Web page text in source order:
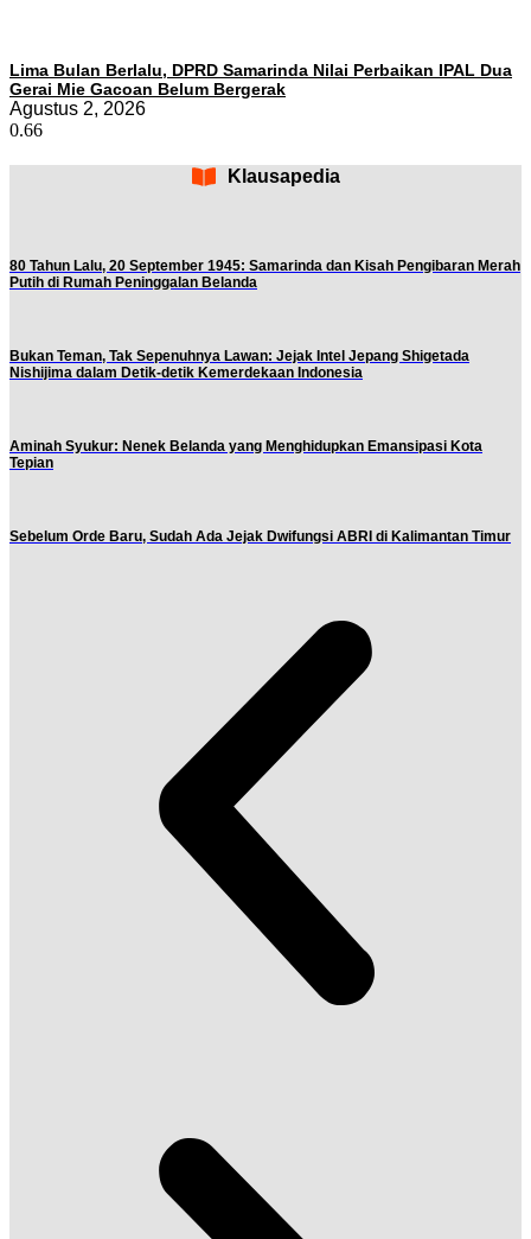
Lima Bulan Berlalu, DPRD Samarinda Nilai Perbaikan IPAL Dua
Gerai Mie Gacoan Belum Bergerak
Agustus 2, 2026
Klausapedia
80 Tahun Lalu, 20 September 1945: Samarinda dan Kisah Pengibaran Merah
Putih di Rumah Peninggalan Belanda
Bukan Teman, Tak Sepenuhnya Lawan: Jejak Intel Jepang Shigetada
Nishijima dalam Detik-detik Kemerdekaan Indonesia
Aminah Syukur: Nenek Belanda yang Menghidupkan Emansipasi Kota
Tepian
Sebelum Orde Baru, Sudah Ada Jejak Dwifungsi ABRI di Kalimantan Timur